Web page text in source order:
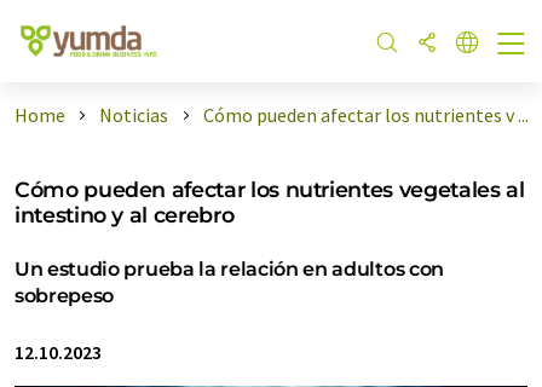
Home Noticias Cómo pueden afectar los nutrientes v ...
Cómo pueden afectar los nutrientes vegetales al
intestino y al cerebro
Un estudio prueba la relación en adultos con
sobrepeso
12.10.2023